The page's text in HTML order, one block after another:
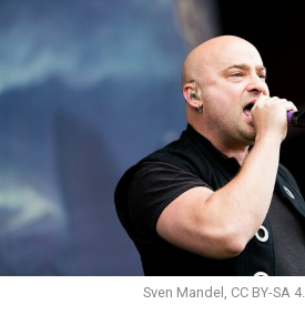
Sven Mandel, CC BY-SA